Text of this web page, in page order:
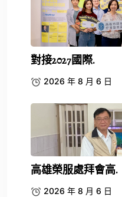
對接2027國際.
2026 年 8 月 6 日
高雄榮服處拜會高.
2026 年 8 月 6 日